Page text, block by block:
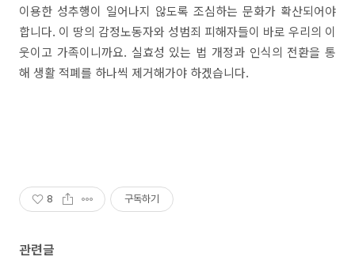
이용한 성추행이 일어나지 않도록 조심하는 문화가 확산되어야
합니다. 이 땅의 감정노동자와 성범죄 피해자들이 바로 우리의 이
웃이고 가족이니까요. 실효성 있는 법 개정과 인식의 전환을 통
해 생활 적폐를 하나씩 제거해가야 하겠습니다.
8 구독하기
관련글